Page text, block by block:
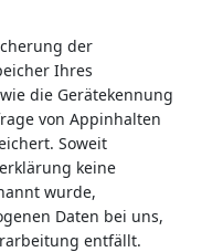
der
Ihres
die Gerätekennung
von Appinhalten
Soweit
keine
wurde,
Daten bei uns,
entfällt.